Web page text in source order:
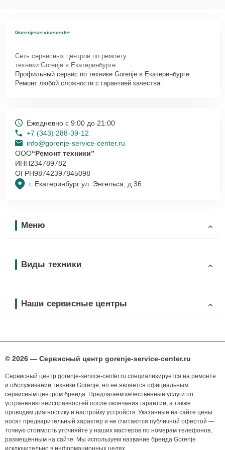
Gorenjeservicecenter
Сеть сервисных центров по ремонту
техники Gorenje в Екатеринбурге.
Профильный сервис по технике Gorenje в Екатеринбурге.
Ремонт любой сложности с гарантией качества.
г. Екатеринбург ул. Энгельса, д.36
Ежедневно с 9:00 до 21:00
+7 (343) 288-39-12
info@gorenje-service-center.ru
ООО“Ремонт техники”
ИНН234789782
ОГРН98742397845098
Меню
Виды техники
Наши сервисные центры
© 2026 — Сервисный центр gorenje-service-center.ru
Сервисный центр gorenje-service-center.ru специализируется на ремонте
и обслуживании техники Gorenje, но не является официальным
сервисным центром бренда. Предлагаем качественные услуги по
устранению неисправностей после окончания гарантии, а также
проводим диагностику и настройку устройств. Указанные на сайте цены
носят предварительный характер и не считаются публичной офертой —
точную стоимость уточняйте у наших мастеров по номерам телефонов,
размещённым на сайте. Мы используем название бренда Gorenje
исключительно в информационных целях.